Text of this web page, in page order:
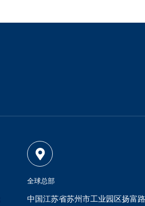
全球总部
中国江苏省苏州市工业园区扬富路